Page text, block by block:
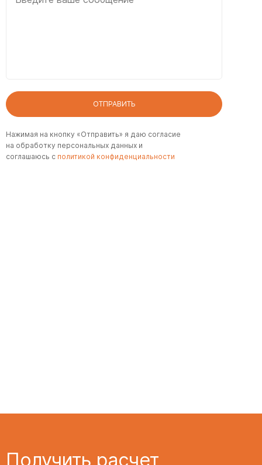
ОТПРАВИТЬ
Нажимая на кнопку «Отправить» я даю согласие
на обработку персональных данных и
соглашаюсь с политикой конфиденциальности
Получить расчет